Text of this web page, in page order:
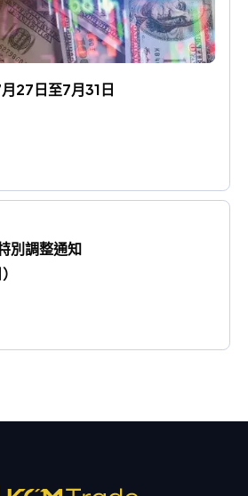
27日至7月31日
別調整通知